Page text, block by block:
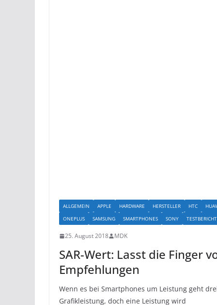
ALLGEMEIN APPLE HARDWARE HERSTELLER HTC
ONEPLUS
SAMSUNG SMARTPHONES SONY
25. August 2018 MDK
SAR-Wert: Lasst die Finger
Empfehlungen
Wenn es bei Smartphones um Leistung geht
Grafikleistung, doch eine Leistung wird